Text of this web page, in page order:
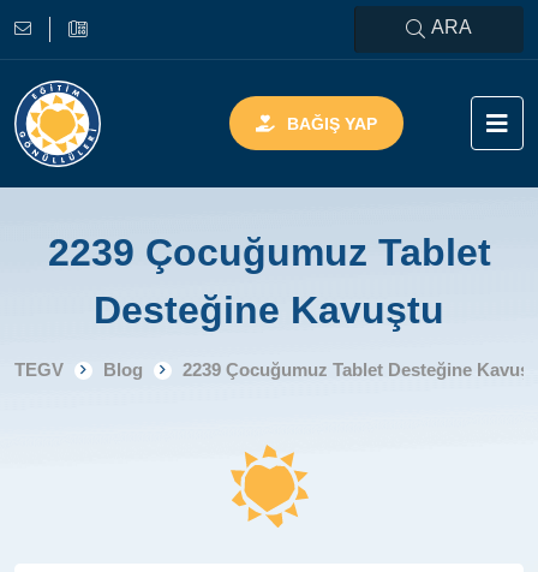
ARA
BAĞIŞ YAP
2239 Çocuğumuz Tablet
Desteğine Kavuştu
TEGV Blog 2239 Çocuğumuz Tablet Desteğine